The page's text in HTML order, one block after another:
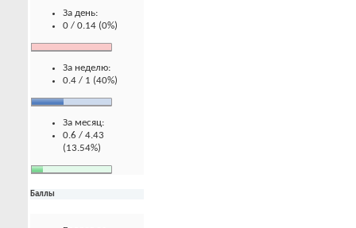
За день:
0 / 0.14 (0%)
За неделю:
0.4 / 1 (40%)
За месяц:
0.6 / 4.43
(13.54%)
Баллы